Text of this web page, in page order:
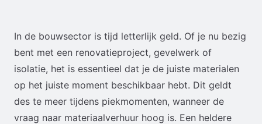
In de bouwsector is tijd letterlijk geld. Of je nu bezig
bent met een renovatieproject, gevelwerk of
isolatie, het is essentieel dat je de juiste materialen
op het juiste moment beschikbaar hebt. Dit geldt
des te meer tijdens piekmomenten, wanneer de
vraag naar materiaalverhuur hoog is. Een heldere